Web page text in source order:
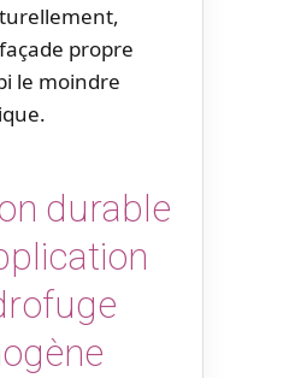
propre
le moindre
durable